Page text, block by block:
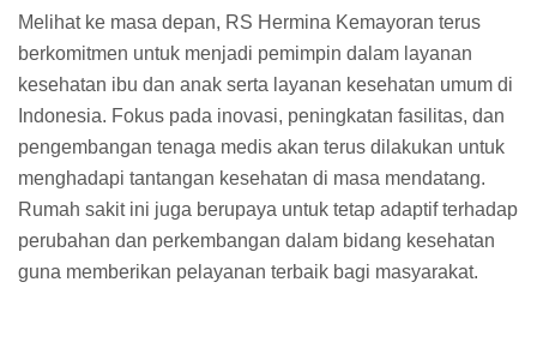
Melihat ke masa depan, RS Hermina Kemayoran terus
berkomitmen untuk menjadi pemimpin dalam layanan
kesehatan ibu dan anak serta layanan kesehatan umum di
Indonesia. Fokus pada inovasi, peningkatan fasilitas, dan
pengembangan tenaga medis akan terus dilakukan untuk
menghadapi tantangan kesehatan di masa mendatang.
Rumah sakit ini juga berupaya untuk tetap adaptif terhadap
perubahan dan perkembangan dalam bidang kesehatan
guna memberikan pelayanan terbaik bagi masyarakat.